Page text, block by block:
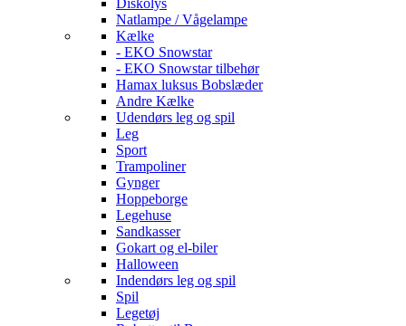
Diskolys
Natlampe / Vågelampe
Kælke
- EKO Snowstar
- EKO Snowstar tilbehør
Hamax luksus Bobslæder
Andre Kælke
Udendørs leg og spil
Leg
Sport
Trampoliner
Gynger
Hoppeborge
Legehuse
Sandkasser
Gokart og el-biler
Halloween
Indendørs leg og spil
Spil
Legetøj